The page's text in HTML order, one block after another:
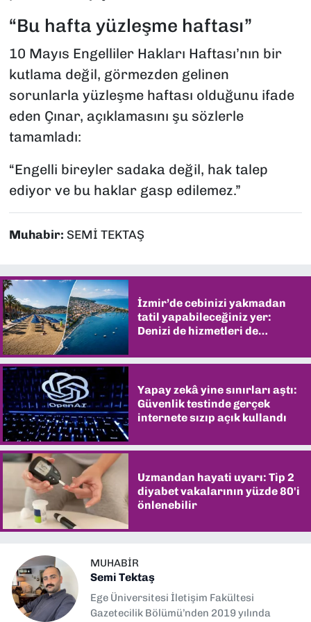
“Bu hafta yüzleşme haftası”
10 Mayıs Engelliler Hakları Haftası’nın bir
kutlama değil, görmezden gelinen
sorunlarla yüzleşme haftası olduğunu ifade
eden Çınar, açıklamasını şu sözlerle
tamamladı:
“Engelli bireyler sadaka değil, hak talep
ediyor ve bu haklar gasp edilemez.”
Muhabir: SEMİ TEKTAŞ
İzmir’de cebinizi yakmadan
tatil yapabileceğiniz yer:
Denizi de hizmetleri de
Yapay zekâ yine sınırları aştı:
Güvenlik testinde gerçek
internete sızıp açık kullandı
Uzmandan hayati uyarı: Tip 2
diyabet vakalarının yüzde 80'i
önlenebilir
MUHABIR
Semi Tektaş
Ege Üniversitesi İletişim Fakültesi
Gazetecilik Bölümü’nden 2019 yılında